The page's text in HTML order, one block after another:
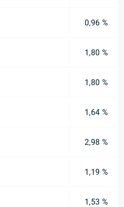
0,96 %
1,80 %
1,80 %
1,64 %
2,98 %
1,19 %
1,53 %